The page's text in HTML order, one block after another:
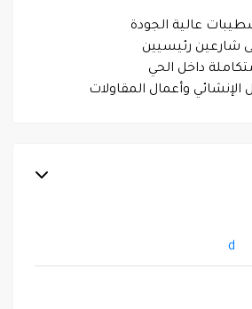
عالية الجودة
شارعين رئيسيين
داخل الحي
وأعمال المقاولات
d